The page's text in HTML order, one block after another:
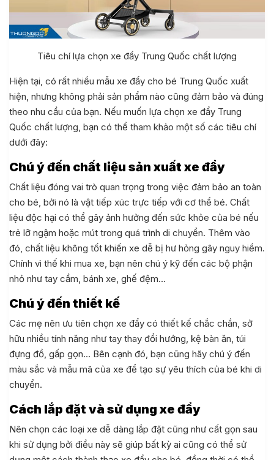
Tiêu chí lựa chọn xe đẩy Trung Quốc chất lượng
Hiện tại, có rất nhiều mẫu xe đẩy cho bé Trung Quốc xuất
hiện, nhưng không phải sản phẩm nào cũng đảm bảo và đúng
theo nhu cầu của bạn. Nếu muốn lựa chọn xe đẩy Trung
Quốc chất lượng, bạn có thể tham khảo một số các tiêu chí
dưới đây:
Chú ý đến chất liệu sản xuất xe đẩy
Chất liệu đóng vai trò quan trọng trong việc đảm bảo an toàn
cho bé, bởi nó là vật tiếp xúc trực tiếp với cơ thể bé. Chất
liệu độc hại có thể gây ảnh hưởng đến sức khỏe của bé nếu
trẻ lỡ ngậm hoặc mút trong quá trình di chuyển. Thêm vào
đó, chất liệu không tốt khiến xe dễ bị hư hỏng gây nguy hiểm.
Chính vì thế khi mua xe, bạn nên chú ý kỹ đến các bộ phận
nhỏ như tay cầm, bánh xe, ghế đệm…
Chú ý đến thiết kế
Các mẹ nên ưu tiên chọn xe đẩy có thiết kế chắc chắn, sở
hữu nhiều tính năng như tay thay đổi hướng, kệ bàn ăn, túi
đựng đồ, gấp gọn… Bên cạnh đó, bạn cũng hãy chú ý đến
màu sắc và mẫu mã của xe để tạo sự yêu thích của bé khi di
chuyển.
Cách lắp đặt và sử dụng xe đẩy
Nên chọn các loại xe dễ dàng lắp đặt cũng như cất gọn sau
khi sử dụng bởi điều này sẽ giúp bất kỳ ai cũng có thể sử